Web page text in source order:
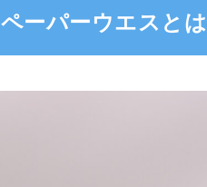
ペーパーウエスとは